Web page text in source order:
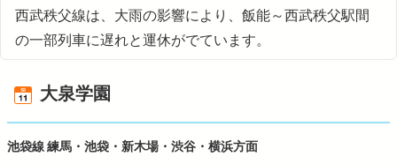
電車に乗る
暮らす
おでかけ
西武秩父線は、大雨の影響により、飯能～西武秩父駅間
の一部列車に遅れと運休がでています。
大泉学園
池袋線 練馬・池袋・新木場・渋谷・横浜方面